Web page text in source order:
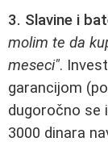
3. Slavine i
molim te da
meseci".
garancijom
dugoročno se
3000 dinara